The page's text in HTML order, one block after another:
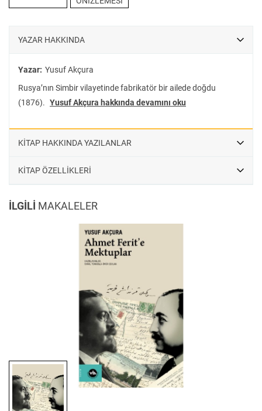
sürdürmüş iki yakın dosttur. Birlikte Fizan’a sürgün edilmişler ve yine
mezun olmuşlardır. Yusuf Akçura’nın 1903’te Fransa’dan Rusya’ya
vefat ettiği 1935’e kadar devam etmiştir. Hemen her hafta karşılıklı
açısından önemli olduğu kadar, Rusya Türkleri’nin 1905 İhtilali
mühim katkı yapacak niteliktedir. Belki de en önemlisi, neşredildiği
serüveni, Jön Türkler’in muhaceretteki mücadeleleri, birbirleriyle olan
YAZAR HAKKINDA
Yazar: Yusuf Akçura
Rusya’nın Simbir vilayetinde fabrikatör bir ailede doğdu
(1876). Yusuf Akçura hakkında devamını oku
KİTAP HAKKINDA YAZILANLAR
KİTAP ÖZELLİKLERİ
İLGİLİ MAKALELER